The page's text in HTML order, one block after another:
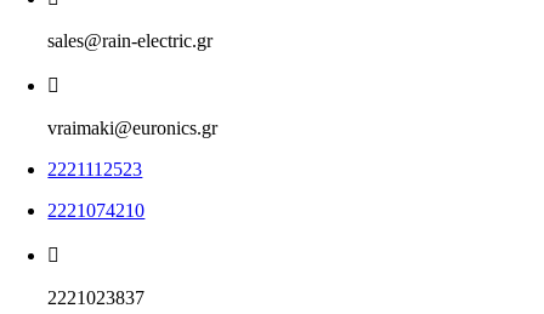
sales@rain-electric.gr
vraimaki@euronics.gr
2221112523
2221074210
2221023837